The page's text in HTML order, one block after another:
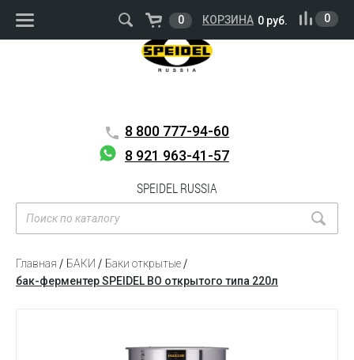
ВОЙТИ РЕГИСТРАЦИЯ
8 800 777-94-60
8 921 963-41-57
SPEIDEL RUSSIA
0 КОРЗИНА 0 руб. 0
Главная БАКИ
Баки открытые
бак-ферментер SPEIDEL BO открытого типа 220л